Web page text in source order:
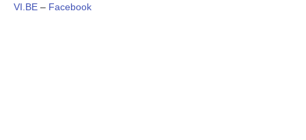
VI.BE – Facebook